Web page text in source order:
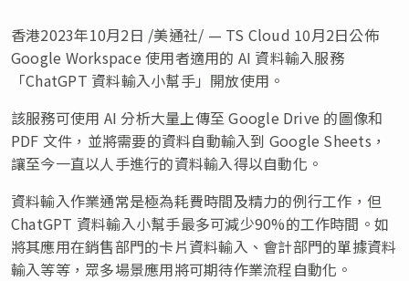
香港2023年10月2日 /美通社/ — TS Cloud 10月2日公佈
Google Workspace 使用者適用的 AI 資料輸入服務
「ChatGPT 資料輸入小幫手」開放使用。
該服務可使用 AI 分析大量上傳至 Google Drive 的圖像和
PDF 文件，並將需要的資料自動輸入到 Google Sheets，
讓至今一直以人手進行的資料輸入得以自動化。
資料輸入作業通常是極為耗費時間及精力的例行工作，但
ChatGPT 資料輸入小幫手最多可減少90%的工作時間。如
將其應用在銷售部門的卡片資料輸入、會計部門的單據資料
輸入等等，眾多場景應用將可期待作業流程自動化。